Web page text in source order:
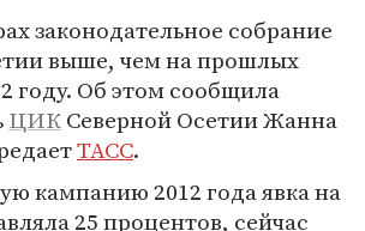
законодательное собрание
выше, чем на прошлых
году. Об этом сообщила
ЦИКСеверной Осетии Жанна
ТАСС.
кампанию 2012 года явка на
25 процентов, сейчас